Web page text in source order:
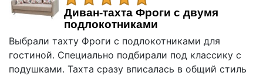
Диван-тахта Фроги с двумя
подлокотниками
Выбрали тахту Фроги с подлокотниками для
гостиной. Специально подбирали под классику с
подушками. Тахта сразу вписалась в общий стиль